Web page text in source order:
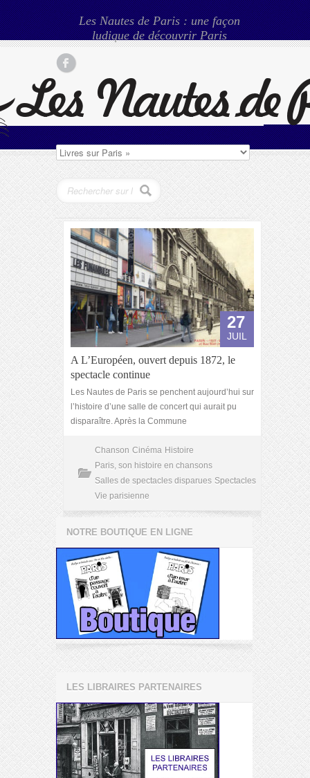
Les Nautes de Paris : une façon
ludique de découvrir Paris
27
JUIL
A L’Européen, ouvert depuis 1872, le
spectacle continue
Les Nautes de Paris se penchent aujourd’hui sur
l’histoire d’une salle de concert qui aurait pu
disparaître. Après la Commune
Chanson Cinéma Histoire
Paris, son histoire en chansons
Salles de spectacles disparues Spectacles
Vie parisienne
NOTRE BOUTIQUE EN LIGNE
LES LIBRAIRES PARTENAIRES